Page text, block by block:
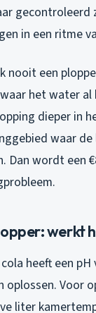
gecontroleerd
in een ritme
nooit een
het water al
dieper in
waar
Dan wordt een
werkt
heeft een pH
oplossen. Voor
liter